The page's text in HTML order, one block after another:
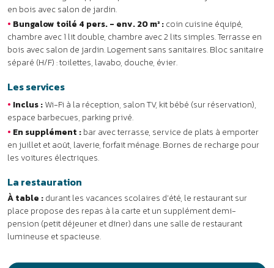
les voitures électriques.
La restauration
À table : durant les vacances scolaires d’été, le restaurant sur
place propose des repas à la carte et un supplément demi-
pension (petit déjeuner et dîner) dans une salle de restaurant
lumineuse et spacieuse.
DÉTENTE & LOISIRS
À DÉCOUVRIR
AVIS
INFOS PRATIQUES